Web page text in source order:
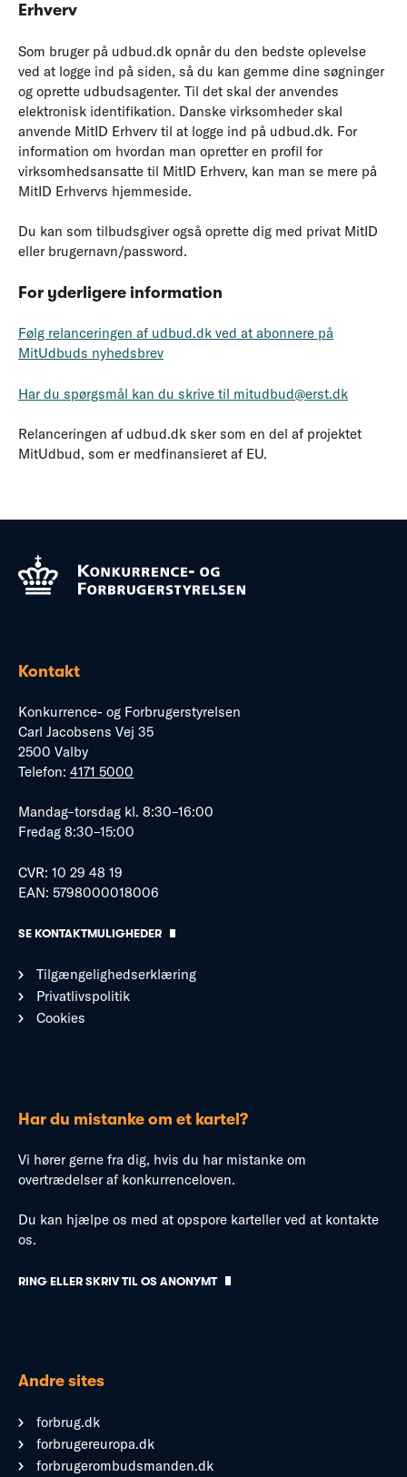
Erhverv
Som bruger på udbud.dk opnår du den bedste oplevelse
ved at logge ind på siden, så du kan gemme dine søgninger
og oprette udbudsagenter. Til det skal der anvendes
elektronisk identifikation. Danske virksomheder skal
anvende MitID Erhverv til at logge ind på udbud.dk. For
information om hvordan man opretter en profil for
virksomhedsansatte til MitID Erhverv, kan man se mere på
MitID Erhvervs hjemmeside.
Du kan som tilbudsgiver også oprette dig med privat MitID
eller brugernavn/password.
For yderligere information
Følg relanceringen af udbud.dk ved at abonnere på
MitUdbuds nyhedsbrev
Har du spørgsmål kan du skrive til mitudbud@erst.dk
Relanceringen af udbud.dk sker som en del af projektet
MitUdbud, som er medfinansieret af EU.
Kontakt
Konkurrence- og Forbrugerstyrelsen
Carl Jacobsens Vej 35
2500 Valby
Telefon: 4171 5000
Mandag–torsdag kl. 8:30–16:00
Fredag 8:30–15:00
CVR: 10 29 48 19
EAN: 5798000018006
SE KONTAKTMULIGHEDER
Tilgængelighedserklæring
Privatlivspolitik
Cookies
Har du mistanke om et kartel?
Vi hører gerne fra dig, hvis du har mistanke om
overtrædelser af konkurrenceloven.
Du kan hjælpe os med at opspore karteller ved at kontakte
os.
RING ELLER SKRIV TIL OS ANONYMT
Andre sites
forbrug.dk
forbrugereuropa.dk
forbrugerombudsmanden.dk